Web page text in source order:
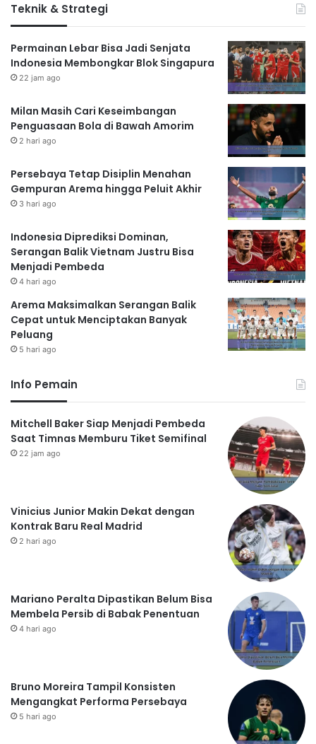
Teknik & Strategi
Permainan Lebar Bisa Jadi Senjata
Indonesia Membongkar Blok Singapura
22 jam ago
Milan Masih Cari Keseimbangan
Penguasaan Bola di Bawah Amorim
2 hari ago
Persebaya Tetap Disiplin Menahan
Gempuran Arema hingga Peluit Akhir
3 hari ago
Indonesia Diprediksi Dominan,
Serangan Balik Vietnam Justru Bisa
Menjadi Pembeda
4 hari ago
Arema Maksimalkan Serangan Balik
Cepat untuk Menciptakan Banyak
Peluang
5 hari ago
Info Pemain
Mitchell Baker Siap Menjadi Pembeda
Saat Timnas Memburu Tiket Semifinal
22 jam ago
Vinicius Junior Makin Dekat dengan
Kontrak Baru Real Madrid
2 hari ago
Mariano Peralta Dipastikan Belum Bisa
Membela Persib di Babak Penentuan
4 hari ago
Bruno Moreira Tampil Konsisten
Mengangkat Performa Persebaya
5 hari ago